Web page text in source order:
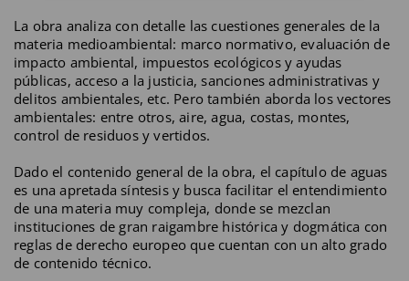
La obra analiza con detalle las cuestiones generales de la
materia medioambiental: marco normativo, evaluación de
impacto ambiental, impuestos ecológicos y ayudas
públicas, acceso a la justicia, sanciones administrativas y
delitos ambientales, etc. Pero también aborda los vectores
ambientales: entre otros, aire, agua, costas, montes,
control de residuos y vertidos.
Dado el contenido general de la obra, el capítulo de aguas
es una apretada síntesis y busca facilitar el entendimiento
de una materia muy compleja, donde se mezclan
instituciones de gran raigambre histórica y dogmática con
reglas de derecho europeo que cuentan con un alto grado
de contenido técnico.